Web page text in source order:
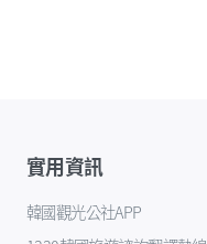
實用資訊
韓國觀光公社APP